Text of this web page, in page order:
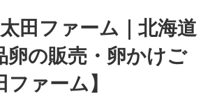
田ファーム｜北海道
卵の販売・卵かけご
ァーム】